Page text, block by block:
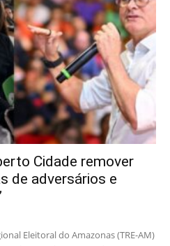
Cidade remover
de adversários e
Eleitoral do Amazonas (TRE-AM)